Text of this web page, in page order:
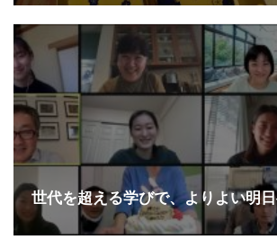
世代を超える学びで、よりよい明